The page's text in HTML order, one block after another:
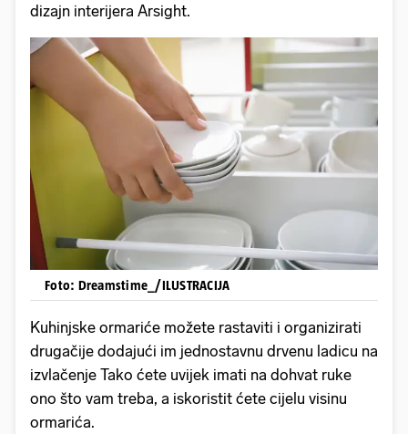
dizajn interijera Arsight.
Foto: Dreamstime_/ILUSTRACIJA
Kuhinjske ormariće možete rastaviti i organizirati
drugačije dodajući im jednostavnu drvenu ladicu na
izvlačenje Tako ćete uvijek imati na dohvat ruke
ono što vam treba, a iskoristit ćete cijelu visinu
ormarića.